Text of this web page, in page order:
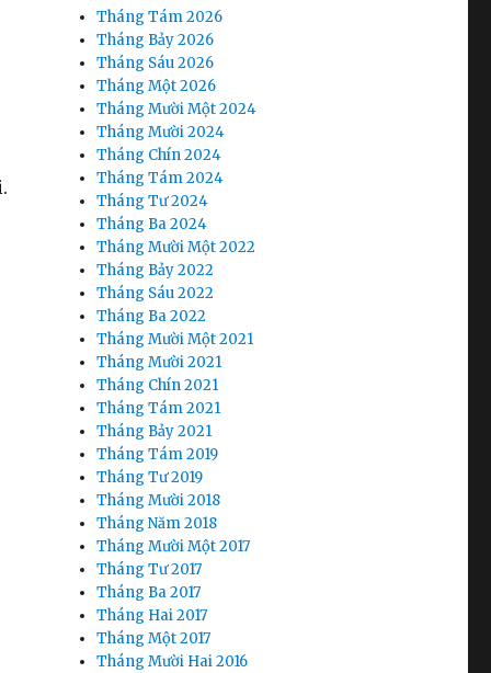
Tháng Tám 2026
Tháng Bảy 2026
Tháng Sáu 2026
Tháng Một 2026
Tháng Mười Một 2024
Tháng Mười 2024
Tháng Chín 2024
Tháng Tám 2024
Tháng Tư 2024
Tháng Ba 2024
Tháng Mười Một 2022
Tháng Bảy 2022
Tháng Sáu 2022
Tháng Ba 2022
Tháng Mười Một 2021
Tháng Mười 2021
Tháng Chín 2021
Tháng Tám 2021
Tháng Bảy 2021
Tháng Tám 2019
Tháng Tư 2019
Tháng Mười 2018
Tháng Năm 2018
Tháng Mười Một 2017
Tháng Tư 2017
Tháng Ba 2017
Tháng Hai 2017
Tháng Một 2017
Tháng Mười Hai 2016